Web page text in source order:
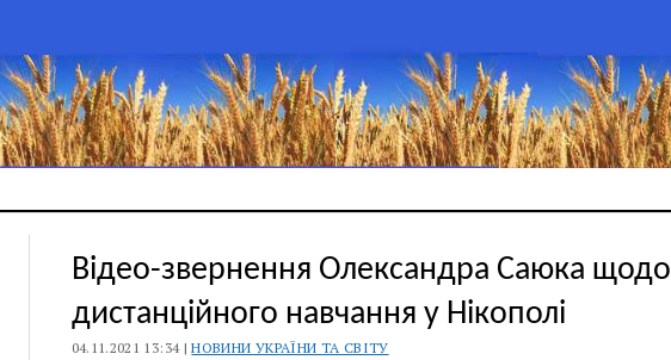
Відео-звернення Олександра Саюка щодо
дистанційного навчання у Нікополі
04.11.2021 13:34 |НОВИНИ УКРАЇНИ ТА СВІТУ